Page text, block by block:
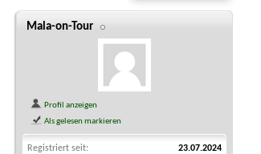
Mala-on-Tour
Profil anzeigen
Als gelesen markieren
Registriert seit
23.07.2024